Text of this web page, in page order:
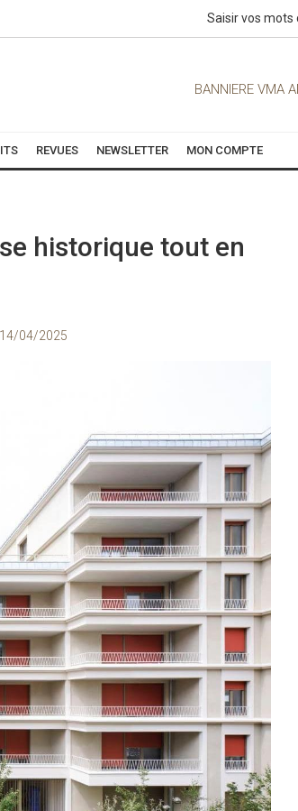
REVUES NEWSLETTER MON COMPTE
historique tout en
14/04/2025